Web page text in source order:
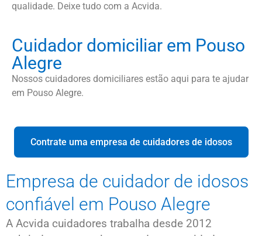
qualidade. Deixe tudo com a Acvida.
Cuidador domiciliar em Pouso
Alegre
Nossos cuidadores domiciliares estão aqui para te ajudar
em Pouso Alegre.
Contrate uma empresa de cuidadores de idosos
Empresa de cuidador de idosos
confiável em Pouso Alegre
A Acvida cuidadores trabalha desde 2012